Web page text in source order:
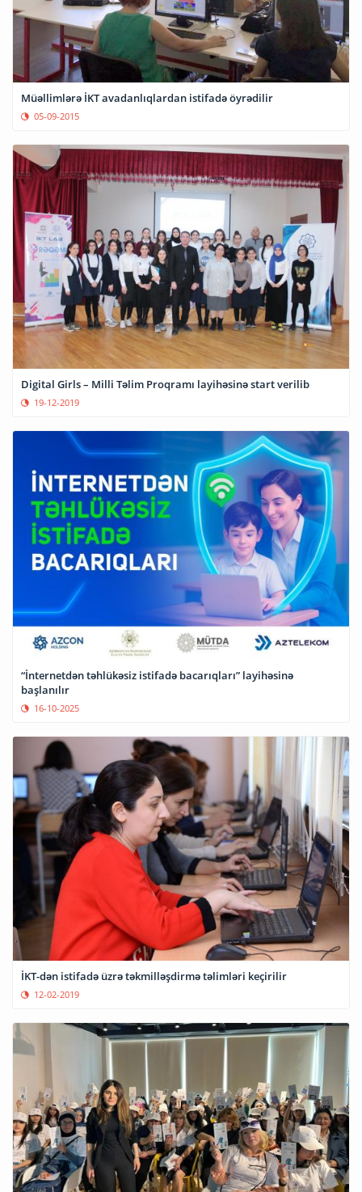
Müəllimlərə İKT avadanlıqlardan istifadə öyrədilir
05-09-2015
Digital Girls – Milli Təlim Proqramı layihəsinə start verilib
19-12-2019
“İnternetdən təhlükəsiz istifadə bacarıqları” layihəsinə
başlanılır
16-10-2025
İKT-dən istifadə üzrə təkmilləşdirmə təlimləri keçirilir
12-02-2019